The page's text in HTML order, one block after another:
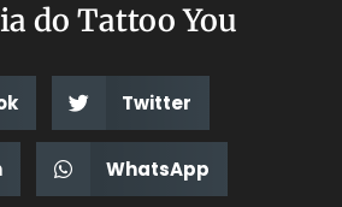
do Tattoo You
Twitter
WhatsApp